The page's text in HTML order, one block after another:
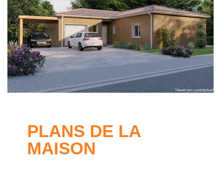
PLANS DE LA
MAISON